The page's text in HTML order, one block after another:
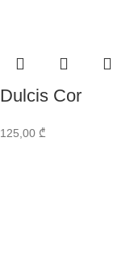
Dulcis Cor
125,00 ₾